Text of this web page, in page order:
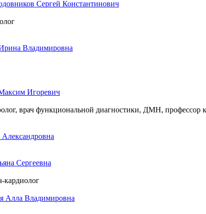
врач функциональной диагностики, ДМН,
кардиолог